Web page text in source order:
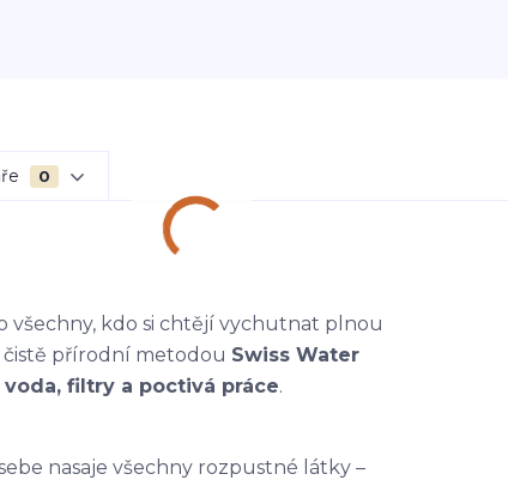
0
všechny, kdo si chtějí vychutnat plnou
čistě přírodní metodou Swiss Water
filtry a poctivá práce.
nasaje všechny rozpustné látky –